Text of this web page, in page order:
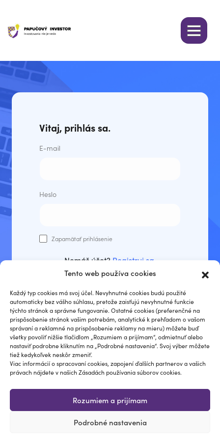
Tento web používa cookies
Každý typ cookies má svoj účel. Nevyhnutné cookies budú použité
automaticky bez vášho súhlasu, pretože zaisťujú nevyhnutné funkcie
týchto stránok a správne fungovanie. Ostatné cookies (preferenčné na
prispôsobenie stránok vašim potrebám, analytické k prehľadom o vašom
správaní a reklamné na prispôsobenie reklamy na mieru) môžete buď
všetky povoliť nižšie tlačidlom „Rozumiem a prijímam“, odmietnuť alebo
nastaviť podrobne kliknutím na „Podrobné nastavenia“. Svoj výber môžete
tiež kedykoľvek neskôr zmeniť.
Viac informácií o spracovaní cookies, zapojení ďalších partnerov a vašich
právach nájdete v našich Zásadách používania súborov cookies.
Rozumiem a prijímam
Podrobné nastavenia
Vitaj, prihlás sa.
E-mail
Heslo
Zapamätať prihlásenie
Nemáš účet? Registruj sa
Zabudli ste heslo?